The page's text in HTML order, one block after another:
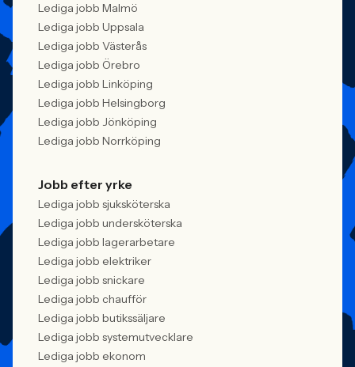
Lediga jobb Malmö
Lediga jobb Uppsala
Lediga jobb Västerås
Lediga jobb Örebro
Lediga jobb Linköping
Lediga jobb Helsingborg
Lediga jobb Jönköping
Lediga jobb Norrköping
Jobb efter yrke
Lediga jobb sjuksköterska
Lediga jobb undersköterska
Lediga jobb lagerarbetare
Lediga jobb elektriker
Lediga jobb snickare
Lediga jobb chaufför
Lediga jobb butikssäljare
Lediga jobb systemutvecklare
Lediga jobb ekonom